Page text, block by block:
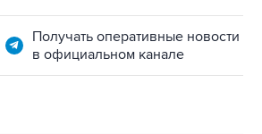
Получать оперативные новости
в официальном канале